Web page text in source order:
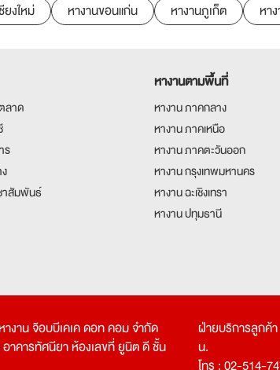
ยงใหม่ หางานขอนแก่น หางานภูเก็ต หา
ลาด
ร
าสัมพันธ์
หางานตามพื้นที่
หางาน ภาคกลาง
หางาน ภาคเหนือ
หางาน ภาคตะวันออก
หางาน กรุงเทพมหานคร
หางาน ฉะเชิงเทรา
หางาน ปทุมธานี
งาน จ๊อบบีเคเค ดอท คอม จำกัด
อาคารทัศนียา ห้องเลขที่ ยูนิต ดี ชั้น
ฝ่ายบริการลูกค้
น.